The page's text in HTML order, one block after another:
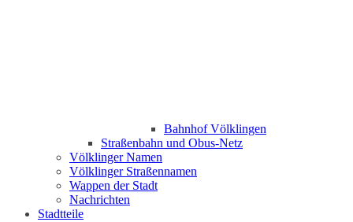
Bahnhof Völklingen
Straßenbahn und Obus-Netz
Völklinger Namen
Völklinger Straßennamen
Wappen der Stadt
Nachrichten
Stadtteile